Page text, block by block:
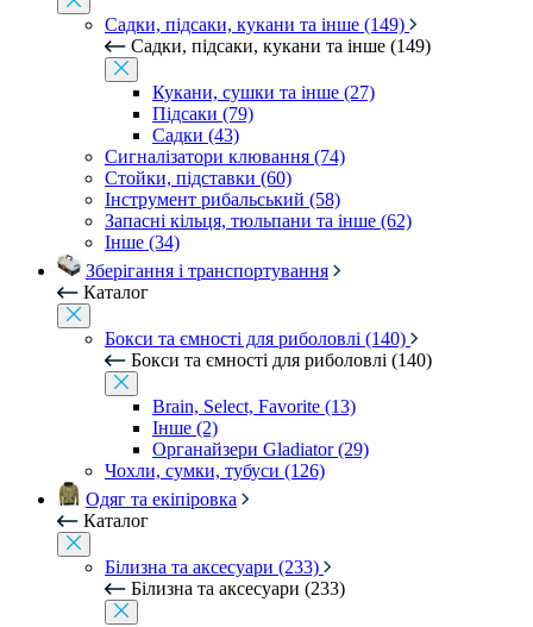
Садки, підсаки, кукани та інше (149)
Садки, підсаки, кукани та інше (149)
Кукани, сушки та інше (27)
Підсаки (79)
Садки (43)
Сигналізатори клювання (74)
Стойки, підставки (60)
Інструмент рибальський (58)
Запасні кільця, тюльпани та інше (62)
Інше (34)
Зберігання і транспортування
Каталог
Бокси та ємності для риболовлі (140)
Бокси та ємності для риболовлі (140)
Brain, Select, Favorite (13)
Інше (2)
Органайзери Gladiator (29)
Чохли, сумки, тубуси (126)
Одяг та екіпіровка
Каталог
Білизна та аксесуари (233)
Білизна та аксесуари (233)